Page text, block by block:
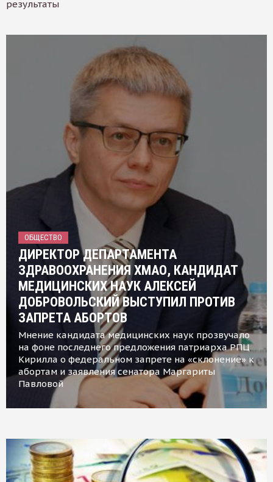
результаты
ОБЩЕСТВО
ДИРЕКТОР ДЕПАРТАМЕНТА
ЗДРАВООХРАНЕНИЯ ХМАО, КАНДИДАТ
МЕДИЦИНСКИХ НАУК АЛЕКСЕЙ
ДОБРОВОЛЬСКИЙ ВЫСТУПИЛ ПРОТИВ
ЗАПРЕТА АБОРТОВ
Мнение кандидата медицинских наук прозвучало
на фоне последнего предложения патриарха РПЦ
Кирилла о федеральном запрете на «склонение» к
абортам и заявления сенатора Маргариты
Павловой